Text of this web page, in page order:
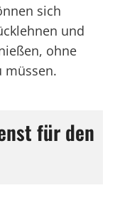
sich
und
ohne
müssen.
für den